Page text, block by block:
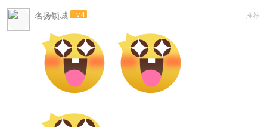
推荐
名扬锁城 Lv.4